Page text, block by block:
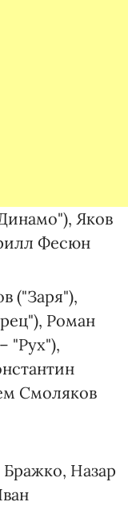
Яков
Фесюн
("Заря"),
Роман
"Рух"),
Смоляков
Назар